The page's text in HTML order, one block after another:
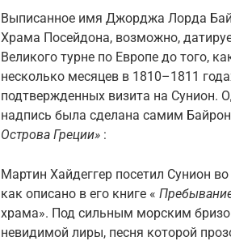
Выписанное имя Джорджа Лорда
Храма Посейдона, возможно,
Великого турне по Европе до того,
несколько месяцев в 1810–1811
подтвержденных визита на Сунион.
надпись была сделана самим
Острова Греции» :
Мартин Хайдеггер посетил Сунион
как описано в его книге «
храма». Под сильным морским
невидимой лиры, песня которой